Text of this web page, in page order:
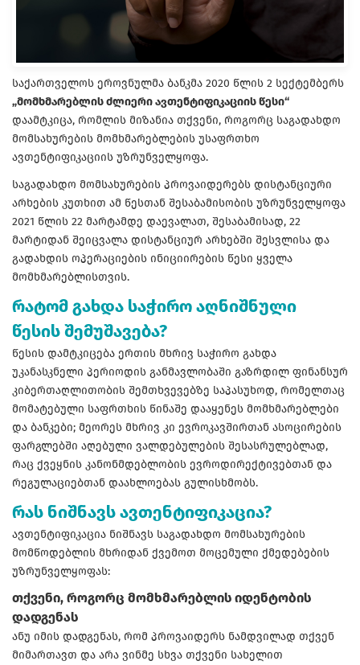
საქართველოს ეროვნულმა ბანკმა 2020 წლის 2 სექტემბერს
„მომხმარებლის ძლიერი ავთენტიფიკაციის წესი“
დაამტკიცა, რომლის მიზანია თქვენი, როგორც საგადახდო
მომსახურების მომხმარებლების უსაფრთხო
ავთენტიფიკაციის უზრუნველყოფა.
საგადახდო მომსახურების პროვაიდერებს დისტანციური
არხების კუთხით ამ წესთან შესაბამისობის უზრუნველყოფა
2021 წლის 22 მარტამდე დაევალათ, შესაბამისად, 22
მარტიდან შეიცვალა დისტანციურ არხებში შესვლისა და
გადახდის ოპერაციების ინიციირების წესი ყველა
მომხმარებლისთვის.
რატომ გახდა საჭირო აღნიშნული
წესის შემუშავება?
წესის დამტკიცება ერთის მხრივ საჭირო გახდა
უკანასკნელი პერიოდის განმავლობაში გაზრდილ ფინანსურ
კიბერთაღლითობის შემთხვევებზე საპასუხოდ, რომელთაც
მომატებული საფრთხის წინაშე დააყენეს მომხმარებლები
და ბანკები; მეორეს მხრივ კი ევროკავშირთან ასოცირების
ფარგლებში აღებული ვალდებულების შესასრულებლად,
რაც ქვეყნის კანონმდებლობის ევროდირექტივებთან და
რეგულაციებთან დაახლოებას გულისხმობს.
რას ნიშნავს ავთენტიფიკაცია?
ავთენტიფიკაცია ნიშნავს საგადახდო მომსახურების
მომწოდებლის მხრიდან ქვემოთ მოცემული ქმედებების
უზრუნველყოფას:
თქვენი, როგორც მომხმარებლის იდენტობის
დადგენას
ანუ იმის დადგენას, რომ პროვაიდერს ნამდვილად თქვენ
მიმართავთ და არა ვინმე სხვა თქვენი სახელით